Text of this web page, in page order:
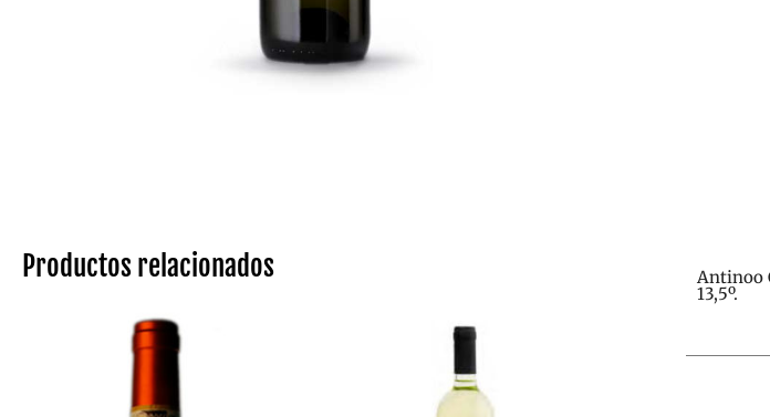
Productos relacionados Antinoo
13,5º.